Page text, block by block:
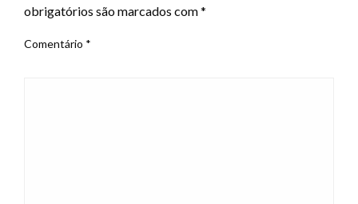
obrigatórios são marcados com*
Comentário *